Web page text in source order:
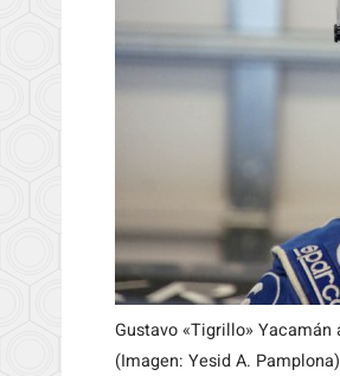
Gustavo «Tigrillo»
(Imagen: Yesid A. Pamplona)